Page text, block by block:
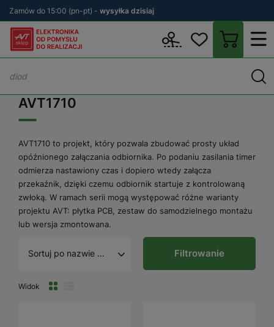
Zamów do 15:00 (pn-pt) - wysyłka dzisiaj
AVT1710
AVT1710 to projekt, który pozwala zbudować prosty układ
opóźnionego załączania odbiornika. Po podaniu zasilania timer
odmierza nastawiony czas i dopiero wtedy załącza
przekaźnik, dzięki czemu odbiornik startuje z kontrolowaną
zwłoką. W ramach serii mogą występować różne warianty
projektu AVT: płytka PCB, zestaw do samodzielnego montażu
lub wersja zmontowana.
Sortuj po nazwie A - Z
Widok
Filtrowanie